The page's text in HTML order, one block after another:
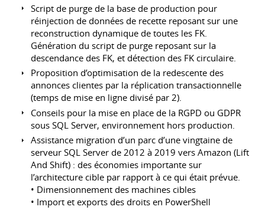
Script de purge de la base de production pour
réinjection de données de recette reposant sur une
reconstruction dynamique de toutes les FK.
Génération du script de purge reposant sur la
descendance des FK, et détection des FK circulaire.
Proposition d’optimisation de la redescente des
annonces clientes par la réplication transactionnelle
(temps de mise en ligne divisé par 2).
Conseils pour la mise en place de la RGPD ou GDPR
sous SQL Server, environnement hors production.
Assistance migration d’un parc d’une vingtaine de
serveur SQL Server de 2012 à 2019 vers Amazon (Lift
And Shift) : des économies importante sur
l’architecture cible par rapport à ce qui était prévue.
• Dimensionnement des machines cibles
• Import et exports des droits en PowerShell